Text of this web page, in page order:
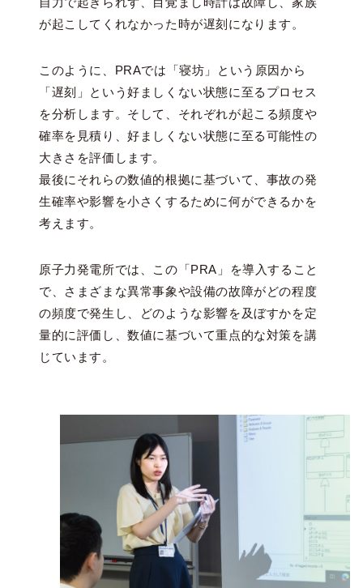
が起こしてくれなかった時が遅刻になります。
このように、PRAでは「寝坊」という原因から
「遅刻」という好ましくない状態に至るプロセス
を分析します。そして、それぞれが起こる頻度や
確率を見積り、好ましくない状態に至る可能性の
大きさを評価します。
最後にそれらの数値的根拠に基づいて、事故の発
生確率や影響を小さくするために何ができるかを
考えます。
原子力発電所では、この「PRA」を導入すること
で、さまざまな異常事象や設備の故障がどの程度
の頻度で発生し、どのような影響を及ぼすかを定
量的に評価し、数値に基づいて重点的な対策を講
じています。